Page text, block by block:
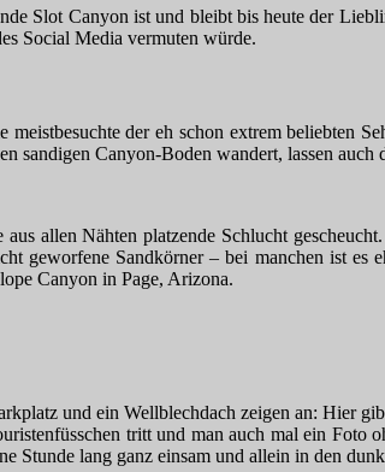
Slot Canyon ist und bleibt bis heute der
Social Media vermuten würde.
der eh schon extrem beliebten
sandigen Canyon-Boden wandert, lassen auch
allen Nähten platzende Schlucht
geworfene Sandkörner – bei manchen ist es
Canyon in Page, Arizona.
und ein Wellblechdach zeigen an: Hier
tritt und man auch mal ein Foto
Stunde lang ganz einsam und allein in den